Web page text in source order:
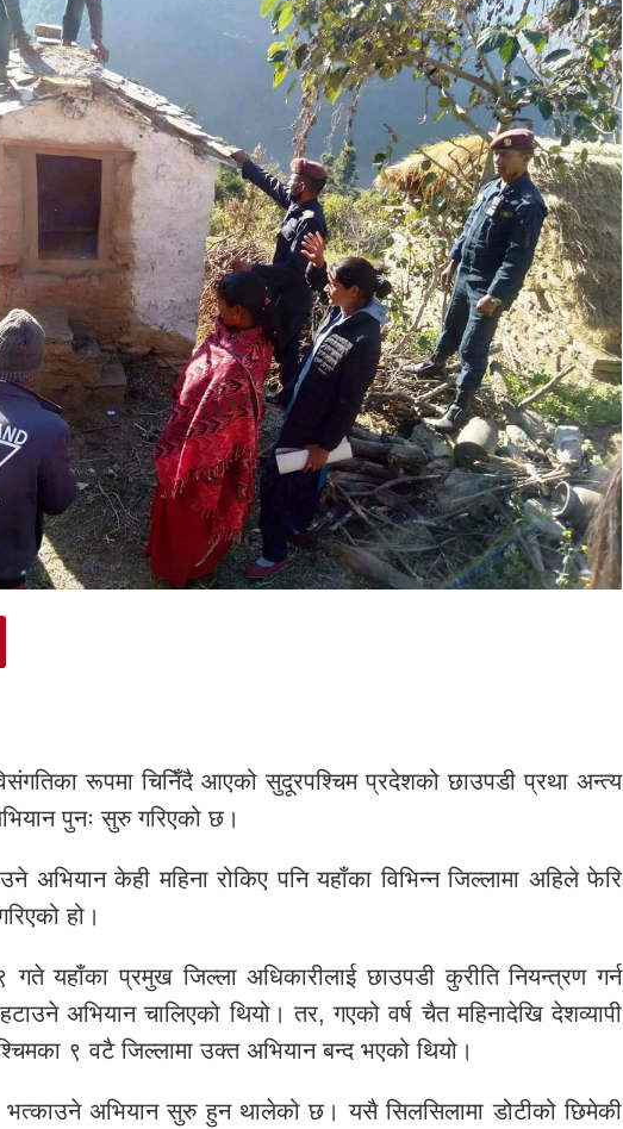
रूपमा चिनिँदै आएको सुदूरपश्चिम प्रदेशको छाउपडी प्रथा अन्त्य
पुनः सुरु गरिएको छ।
अभियान केही महिना रोकिए पनि यहाँका विभिन्न जिल्लामा अहिले फेरि
हो।
यहाँका प्रमुख जिल्ला अधिकारीलाई छाउपडी कुरीति नियन्त्रण गर्न
अभियान चालिएको थियो। तर, गएको वर्ष चैत महिनादेखि देशव्यापी
९ वटै जिल्लामा उक्त अभियान बन्द भएको थियो।
भत्काउने अभियान सुरु हुन थालेको छ। यसै सिलसिलामा डोटीको छिमेकी